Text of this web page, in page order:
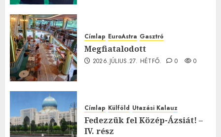
Címlap EuroAstra Gasztró
Megfiatalodott
2026.JÚLIUS.27. HÉTFŐ. 0 0
Címlap Külföld Utazási Kalauz
Fedezzük fel Közép-Ázsiát! –
IV. rész